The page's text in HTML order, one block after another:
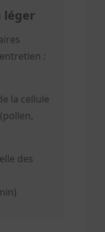
léger
:
la cellule
des